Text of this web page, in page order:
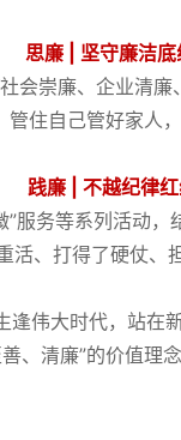
思廉 | 坚守廉洁底
崇廉、企业清廉
住自己管好家人
践廉 | 不越纪律
务等系列活动
、打得了硬仗、
伟大时代，站在
、清廉”的价值